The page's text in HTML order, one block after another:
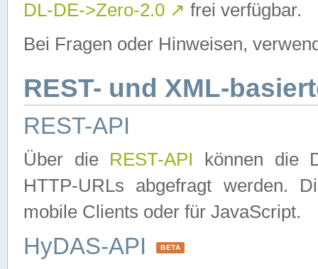
DL-DE->Zero-2.0 ↗ frei verfügbar.
Bei Fragen oder Hinweisen,
REST- und XML-
REST-API
Über die REST-API können die
HTTP-URLs abgefragt werden.
mobile Clients oder für JavaScript.
HyDAS-API BETA